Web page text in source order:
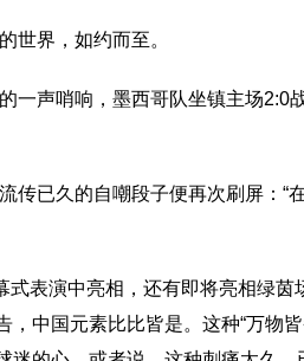
世界，如约而至。
一声哨响，墨西哥队坐镇主场2:0
传已久的自嘲段子便再次刷屏：“
式表演中亮相，还有即将亮相绿
中国元素比比皆是。这种“万物